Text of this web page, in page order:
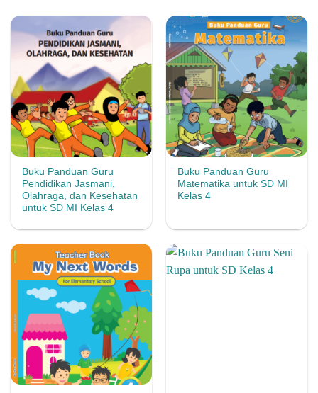
Buku Panduan Guru
Pendidikan Jasmani,
Olahraga, dan Kesehatan
untuk SD MI Kelas 4
Buku Panduan Guru
Matematika untuk SD MI
Kelas 4